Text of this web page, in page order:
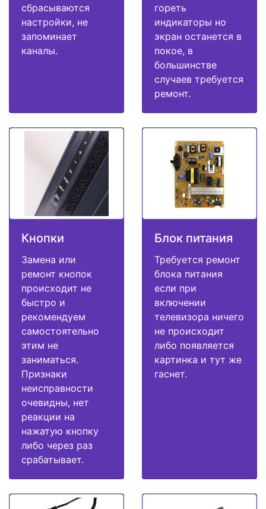
сбрасываются
настройки, не
запоминает
каналы.
гореть
индикаторы но
экран останется в
покое, в
большинстве
случаев требуется
ремонт.
Кнопки
Замена или
ремонт кнопок
происходит не
быстро и
рекомендуем
самостоятельно
этим не
заниматься.
Признаки
неисправности
очевидны, нет
реакции на
нажатую кнопку
либо через раз
срабатывает.
Блок питания
Требуется ремонт
блока питания
если при
включении
телевизора ничего
не происходит
либо появляется
картинка и тут же
гаснет.